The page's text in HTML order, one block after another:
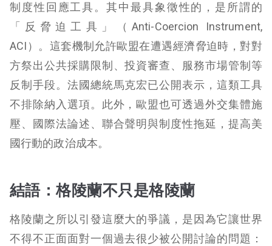
制度性回應工具。其中最具象徵性的，是所謂的
「反脅迫工具」（Anti-Coercion Instrument,
ACI）。這套機制允許歐盟在遭遇經濟脅迫時，對對
方祭出公共採購限制、投資審查、服務市場管制等
反制手段。法國總統馬克宏已公開表示，這類工具
不排除納入選項。此外，歐盟也可透過外交集體施
壓、國際法論述、聯合聲明與制度性拖延，提高美
國行動的政治成本。
結語：格陵蘭不只是格陵蘭
格陵蘭之所以引發這麼大的爭議，是因為它讓世界
不得不正面面對一個過去很少被公開討論的問題：